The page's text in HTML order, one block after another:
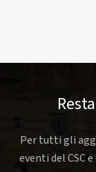
Per tutti gli
eventi del CSC